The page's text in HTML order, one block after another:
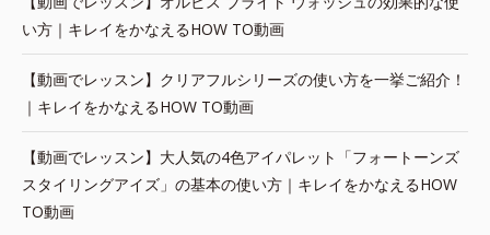
い方｜キレイをかなえるHOW TO動画
【動画でレッスン】クリアフルシリーズの使い方を一挙ご紹介！
｜キレイをかなえるHOW TO動画
【動画でレッスン】大人気の4色アイパレット「フォートーンズ
スタイリングアイズ」の基本の使い方｜キレイをかなえるHOW
TO動画